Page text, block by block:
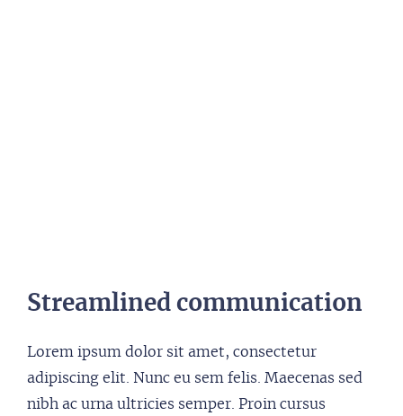
Streamlined communication
Lorem ipsum dolor sit amet, consectetur
adipiscing elit. Nunc eu sem felis. Maecenas sed
nibh ac urna ultricies semper. Proin cursus